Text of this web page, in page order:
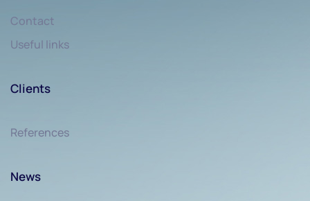
Contact
Useful links
Clients
References
News